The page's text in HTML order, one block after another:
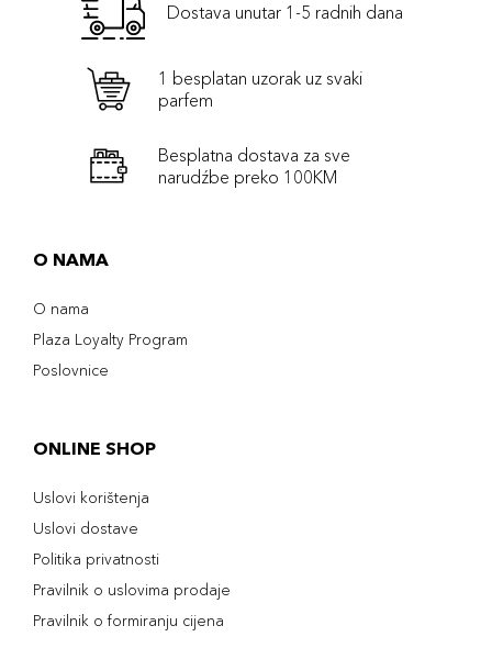
Dostava unutar 1-5 radnih dana
1 besplatan uzorak uz svaki
parfem
Besplatna dostava za sve
narudźbe preko 100KM
O NAMA
O nama
Plaza Loyalty Program
Poslovnice
ONLINE SHOP
Uslovi korištenja
Uslovi dostave
Politika privatnosti
Pravilnik o uslovima prodaje
Pravilnik o formiranju cijena